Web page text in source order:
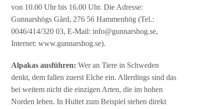
von 10.00 Uhr bis 16.00 Uhr. Die Adresse:
Gunnarshögs Gård, 276 56 Hammenhög (Tel.:
0046/414/320 03, E-Mail: info@gunnarshog.se,
Internet: www.gunnarshog.se).
Alpakas ausführen: Wer an Tiere in Schweden
denkt, dem fallen zuerst Elche ein. Allerdings sind das
bei weitem nicht die einzigen Arten, die im hohen
Norden leben. In Hultet zum Beispiel stehen direkt